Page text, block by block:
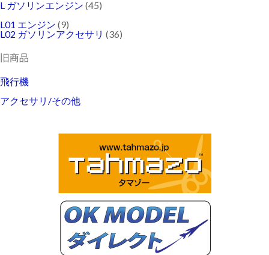
L ガソリンエンジン (45)
L01 エンジン (9)
L02 ガソリンアクセサリ (36)
旧商品
飛行機
アクセサリ/その他